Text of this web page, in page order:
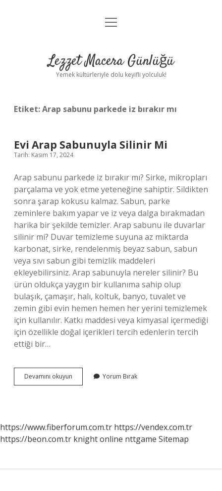
Anasayfa
Yasal Uyarı
menüyü
Lezzet Macera Günlüğü
Yemek kültürleriyle dolu keyifli yolculuk!
Etiket:Arap sabunu parkede iz bırakır mı
Evi Arap Sabunuyla Silinir Mi
Tarih: Kasım 17, 2024
Arap sabunu parkede iz bırakır mı? Sirke, mikropları
parçalama ve yok etme yeteneğine sahiptir. Sildikten
sonra şarap kokusu kalmaz. Sabun, parke
zeminlere bakım yapar ve iz veya dalga bırakmadan
harika bir şekilde temizler. Arap sabunu ile duvarlar
silinir mi? Duvar temizleme suyuna az miktarda
karbonat, sirke, rendelenmiş beyaz sabun, sabun
veya sıvı sabun gibi temizlik maddeleri
ekleyebilirsiniz. Arap sabunuyla nereler silinir? Bu
ürün oldukça yaygın bir kullanıma sahip olup
bulaşık, çamaşır, halı, koltuk, banyo, tuvalet ve
zemin gibi evin hemen hemen her yerini temizlemek
için kullanılır. Katkı maddesi veya kimyasal içermediği
için özellikle doğal içerikleri tercih edenlerin tercih
ettiği bir…
Devamını okuyun
Arap
Yorum Bırak
https://www.fiberforum.com.tr https://vendex.com.tr
https://beon.com.tr knight online nttgame Sitemap